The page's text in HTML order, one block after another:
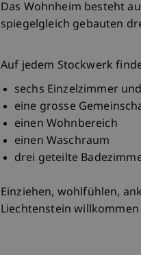
Das Wohnheim besteht
spiegelgleich gebauten
Auf jedem Stockwerk
sechs Einzelzimmer
eine grosse
einen Wohnbereich
einen Waschraum
drei geteilte
Einziehen, wohlfühlen,
Liechtenstein